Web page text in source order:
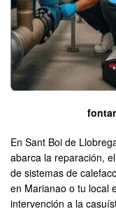
En Sant Boi de
abarca la reparación,
de sistemas de
en Marianao o tu local
intervención a la